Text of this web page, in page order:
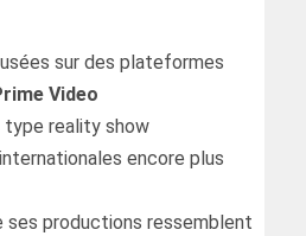
sur des plateformes
Video
reality show
encore plus
ses productions ressemblent